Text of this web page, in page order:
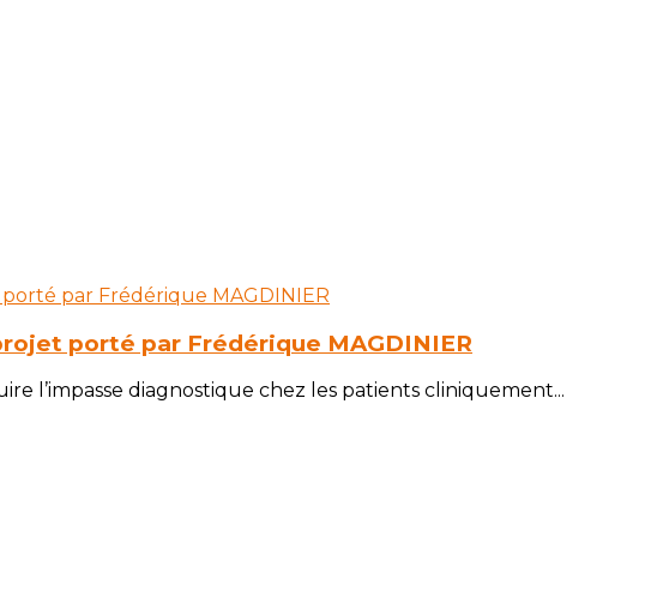
porté par Frédérique MAGDINIER
l’impasse diagnostique chez les patients cliniquement...